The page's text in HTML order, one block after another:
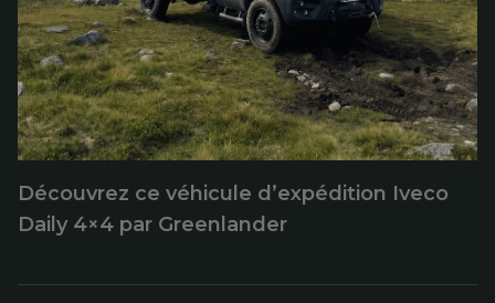
Découvrez ce véhicule d’expédition Iveco
Daily 4×4 par Greenlander